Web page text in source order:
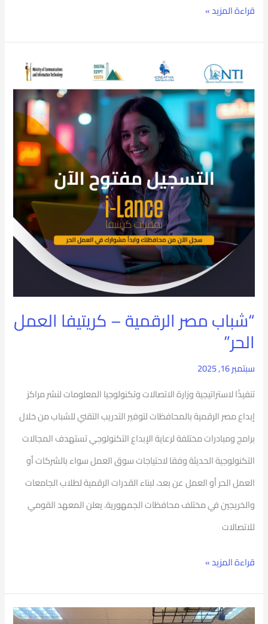
قراءة المزيد »
“شباب مصر الرقمية – كريتيفا العمل
الحر”
سبتمبر 16, 2025
تنفيذًا لاستراتيجية وزارة الاتصالات وتكنولوجيا المعلومات لنشر مراكز
إبداع مصر الرقمية بالمحافظات لتوفير التدريب التقني للشباب من خلال
برامج ومبادرات مختلفة لرعاية الإبداع التكنولوجي تستهدف المجالات
التكنولوجية الحديثة وفقا لاحتياجات سوق العمل سواء بالشركات أو
العمل الحر أو العمل عن بعد، لبناء القدرات الرقمية لطلاب الجامعات
والخريجين في مختلف محافظات الجمهورية. يعلن المعهد القومي
للاتصالات
“شباب
مصر
الرقمية
–
كريتيفا
قراءة المزيد »
جامعة